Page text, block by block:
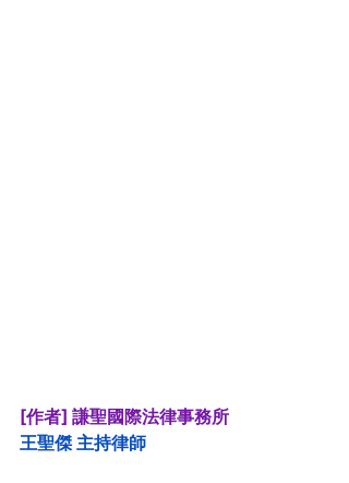
[作者] 謙聖國際法律事務所
王聖傑 主持律師